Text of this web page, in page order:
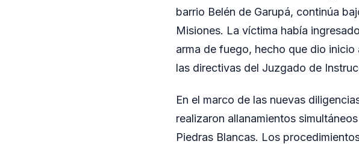
barrio Belén de Garupá, continúa
Misiones. La víctima había
arma de fuego, hecho que dio
las directivas del Juzgado de
En el marco de las nuevas
realizaron allanamientos
Piedras Blancas. Los